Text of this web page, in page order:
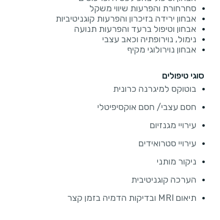
סחרחורת והפרעות שיווי משקל
אבחון ירידה בזיכרון והפרעות קוגניטיביות
אבחון וטיפול ברעד והפרעות תנועה
נימול, נוירופתיה וכאב עצבי
אבחון נוירולוגי מקיף
סוגי טיפולים
בוטוקס למיגרנה כרונית
חסם עצבי/ חסם אוקסיפיטלי
עירויי מגנזיום
עירויי סטרואידים
ניקור מותני
הערכה קוגניטיבית
תיאום MRI ובדיקות הדמיה בזמן קצר